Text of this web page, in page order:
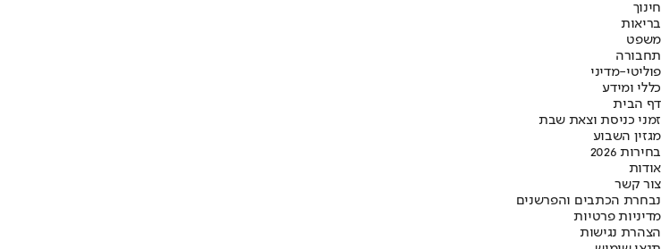
חינוך
בריאות
משפט
תחבורה
פוליטי-מדיני
כללי ומידע
דף הבית
זמני כניסת וצאת שבת
מגזין השבוע
בחירות 2026
אודות
צור קשר
נבחרת הכתבים והפרשנים
מדיניות פרטיות
הצהרת נגישות